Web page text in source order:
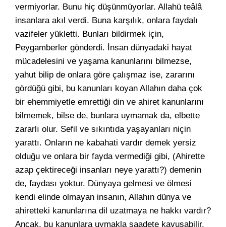
vermiyorlar. Bunu hiç düşünmüyorlar. Allahü teâlâ
insanlara akıl verdi. Buna karşılık, onlara faydalı
vazifeler yükletti. Bunları bildirmek için,
Peygamberler gönderdi. İnsan dünyadaki hayat
mücadelesini ve yaşama kanunlarını bilmezse,
yahut bilip de onlara göre çalışmaz ise, zararını
gördüğü gibi, bu kanunları koyan Allahın daha çok
bir ehemmiyetle emrettiği din ve ahiret kanunlarını
bilmemek, bilse de, bunlara uymamak da, elbette
zararlı olur. Sefil ve sıkıntıda yaşayanları niçin
yarattı. Onların ne kabahati vardır demek yersiz
olduğu ve onlara bir fayda vermediği gibi, (Ahirette
azap çektireceği insanları neye yarattı?) demenin
de, faydası yoktur. Dünyaya gelmesi ve ölmesi
kendi elinde olmayan insanın, Allahın dünya ve
ahiretteki kanunlarına dil uzatmaya ne hakkı vardır?
Ancak, bu kanunlara uymakla saadete kavuşabilir.